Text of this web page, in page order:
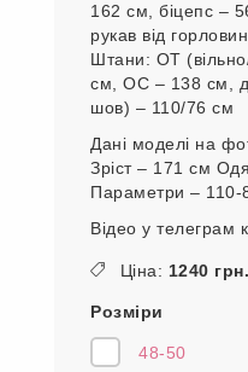
162 см, біцепс –
рукав від
Штани: ОТ
см, ОС – 138 см,
шов) – 110/76 см
Дані моделі на
Зріст – 171 см
Параметри – 110-
Відео у телеграм
Ціна: 1240 грн.
Розміри
48-50